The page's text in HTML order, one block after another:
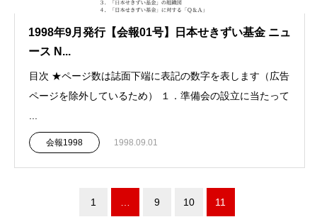
1998年9月発行【会報01号】日本せきずい基金 ニュ
ース N...
目次 ★ページ数は誌面下端に表記の数字を表します（広告
ページを除外しているため） １．準備会の設立に当たって
...
会報1998 1998.09.01
1 … 9 10 11